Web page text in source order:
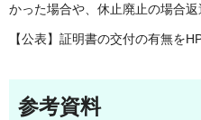
かった場合や、休止廃止の場合返
【公表】証明書の交付の有無を
参考資料